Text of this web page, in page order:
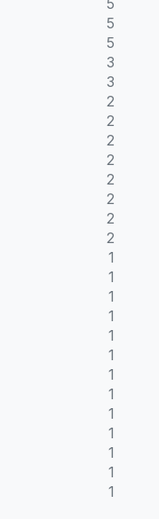
5
5
3
3
2
2
2
2
2
2
2
2
1
1
1
1
1
1
1
1
1
1
1
1
1